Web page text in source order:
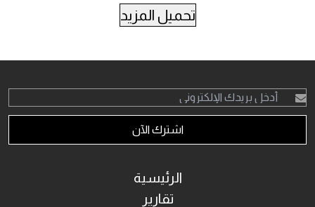
فيه المؤسسات المحلية عن احتواء التداعيات.
تحميل المزيد
اشترك الآن
الرئيسية
تقارير